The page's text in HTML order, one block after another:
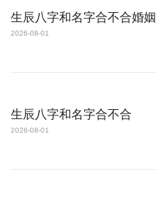
生辰八字和名字合不合婚姻
2026-08-01
生辰八字和名字合不合
2026-08-01